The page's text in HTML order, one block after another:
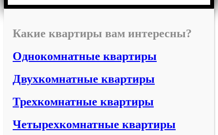
Какие квартиры вам интересны?
Однокомнатные квартиры
Двухкомнатные квартиры
Трехкомнатные квартиры
Четырехкомнатные квартиры